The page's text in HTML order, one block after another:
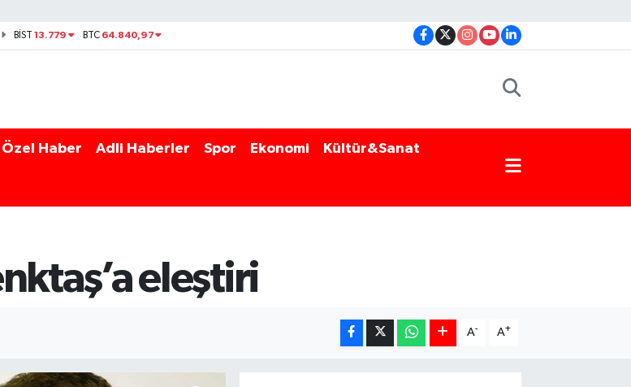
BİST13.779 BTC 64.840,97
Özel Haber Adli Haberler Spor Ekonomi Kültür&Sanat
eleştiri
A- A+